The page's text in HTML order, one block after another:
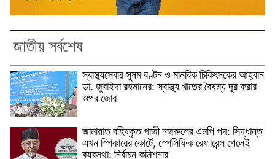
জাতীয় সর্বশেষ
স্বাস্থ্যসেবার সুষম বণ্টন ও মানবিক চিকিৎসকের আহ্বান
ডা. জুবাইদা রহমানের: স্বাস্থ্য খাতের বৈষম্য দূর করার
ওপর জোর
জামায়াত বহিষ্কৃত গাজী নজরুলের এমপি পদ: সিদ্ধান্ত
এখন স্পিকারের কোর্টে, স্পেসিফিক রেফারেন্স পেলেই